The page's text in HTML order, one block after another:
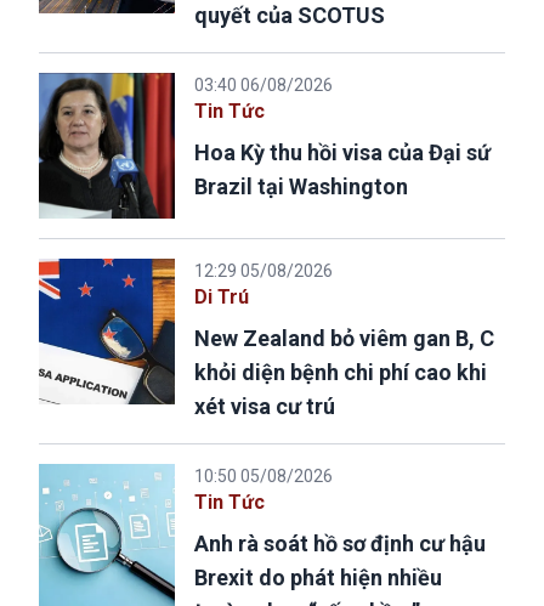
quyết của SCOTUS
03:40 06/08/2026
Tin Tức
Hoa Kỳ thu hồi visa của Đại sứ
Brazil tại Washington
12:29 05/08/2026
Di Trú
New Zealand bỏ viêm gan B, C
khỏi diện bệnh chi phí cao khi
xét visa cư trú
10:50 05/08/2026
Tin Tức
Anh rà soát hồ sơ định cư hậu
Brexit do phát hiện nhiều